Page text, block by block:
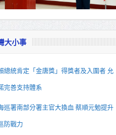
大小事
總統肯定「金唐獎」得獎者及入圍者 允
完善支持體系
巡署南部分署主官大換血 蔡順元勉提升
防戰力